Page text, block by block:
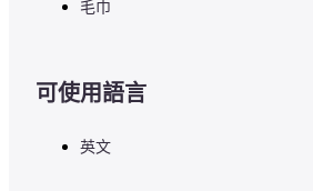
毛巾
可使用語言
英文